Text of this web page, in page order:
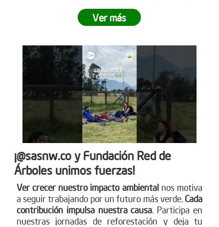
revolución verde?
Ver más
¡@sasnw.co y Fundación Red de
Árboles unimos fuerzas!
Ver crecer nuestro impacto ambientalnos motiva
a seguir trabajando por un futuro más verde.Cada
contribución impulsa nuestra causa. Participa en
nuestras jornadas de reforestación y deja tu